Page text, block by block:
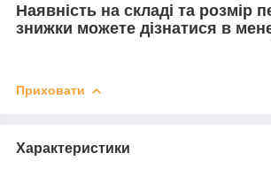
Наявність на складі та розмір
знижки можете дізнатися в
Приховати
Характеристики